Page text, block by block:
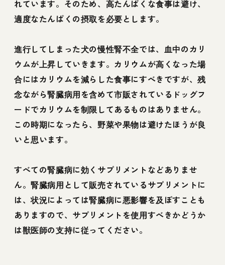
れています。そのため、高たんぱくな食事は避け、
適度なたんぱくの摂取を必要とします。
進行してしまった犬の慢性腎不全では、血中のカリ
ウムが上昇していきます。カリウムが高くなった場
合にはカリウムを減らした食事にすべきですが、残
念ながら腎臓病用を含めて市販されているドッグフ
ードでカリウムを制限してあるものはありません。
この時期になったら、野菜や果物は避けたほうが良
いと思います。
すべての腎臓病に効くサプリメントなどありませ
ん。腎臓病用として販売されているサプリメントに
は、状況によっては腎臓病に悪影響を及ぼすことも
ありますので、サプリメントを使用すべきかどうか
は獣医師の支持に従ってください。